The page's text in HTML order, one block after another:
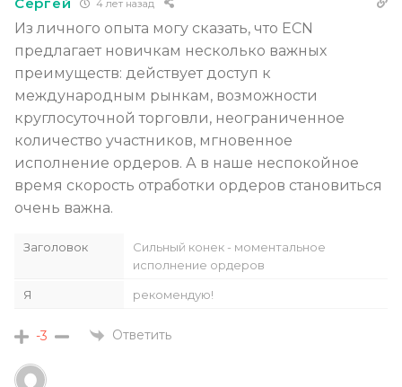
4 лет назад
Из личного опыта могу сказать, что ECN
предлагает новичкам несколько важных
преимуществ: действует доступ к
международным рынкам, возможности
круглосуточной торговли, неограниченное
количество участников, мгновенное
исполнение ордеров. А в наше неспокойное
время скорость отработки ордеров становиться
очень важна.
Заголовок
Сильный конек - моментальное
исполнение ордеров
Я рекомендую!
-3 Ответить